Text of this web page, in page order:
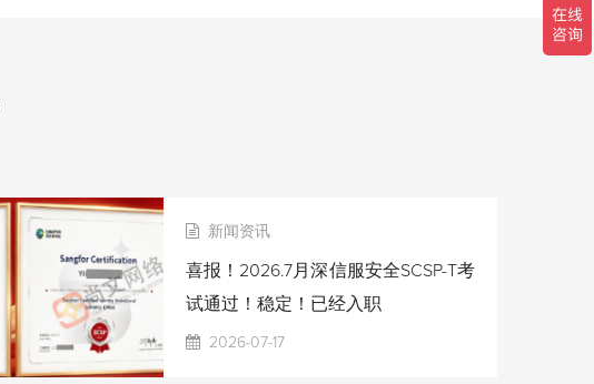
新闻资讯
喜报！2026.7月深信服安全SCSP-T考
试通过！稳定！已经入职
2026-07-17